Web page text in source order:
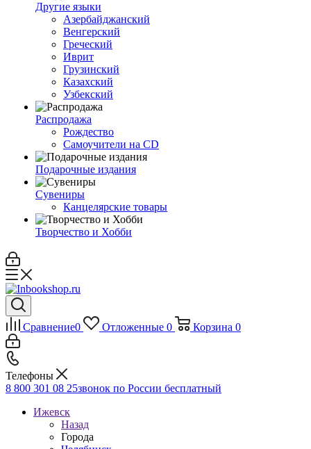
Другие языки
Азербайджанский
Венгерский
Греческий
Иврит
Грузинский
Казахский
Узбекский
Распродажа
Рождество
Самоучители на CD
Подарочные издания
Сувениры
Канцелярские товары
Творчество и Хобби
Сравнение0 Отложенные 0 Корзина 0
Телефоны
8 800 301 08 25звонок по России бесплатный
Ижевск
Назад
Города